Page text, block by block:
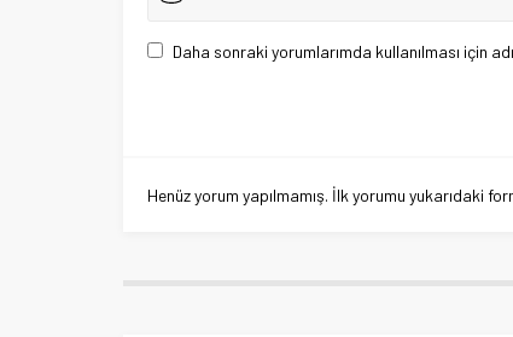
Daha sonraki yorumlarımda kullanılması için
Henüz yorum yapılmamış. İlk yorumu yukarıdaki